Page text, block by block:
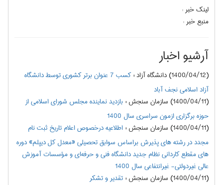
لینک خبر :
منبع خبر :
آرشیو اخبار
(1400/04/12) دانشگاه آزاد :
کسب 7 عنوان برتر کشوری توسط دانشگاه
آزاد اسلامی نجف آباد
(1400/04/11) سازمان سنجش
:بازديد نماينده مجلس شوراي اسلامي از
حوزه برگزاري ازمون سراسري سال 1400
(1400/04/11) سازمان سنجش
:اطلاعيه درخصوص اعلام تاريخ ثبت نام
مجدد در رشته هاي پذيرش براساس سوابق تحصيلي «معدل كل ديپلم» دوره
هاي مقطع كارداني نظام جديد دانشگاه فني و حرفه‌اي و مؤسسات آموزش
عالي غيردولتي- غيرانتفاعي سال 1400
(1400/04/11) سازمان سنجش
:تقدير و تشکر